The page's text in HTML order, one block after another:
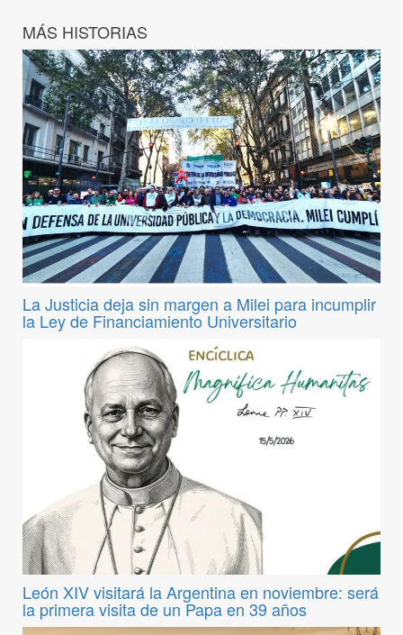
MÁS HISTORIAS
La Justicia deja sin margen a Milei para incumplir
la Ley de Financiamiento Universitario
León XIV visitará la Argentina en noviembre: será
la primera visita de un Papa en 39 años